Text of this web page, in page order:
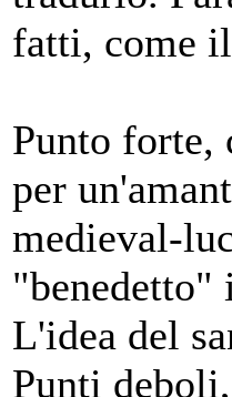
fatti, come
Punto forte,
per
medieval-
"benedetto"
L'idea del
Punti